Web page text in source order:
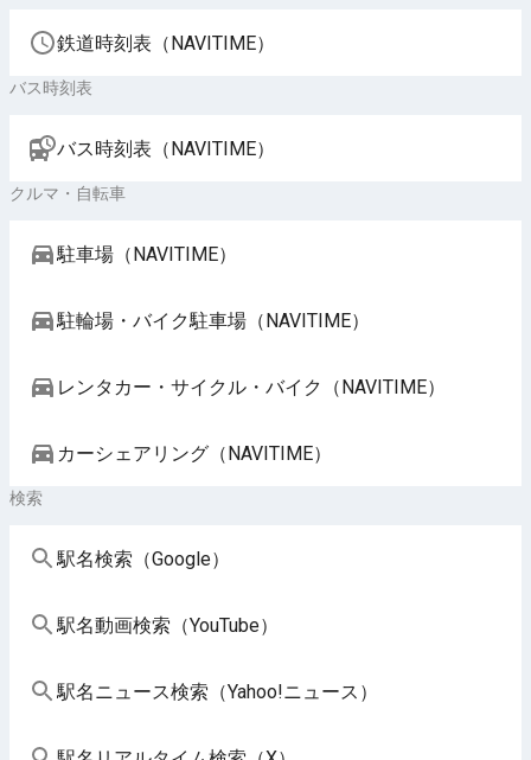
鉄道時刻表（NAVITIME）
バス時刻表
バス時刻表（NAVITIME）
クルマ・自転車
駐車場（NAVITIME）
駐輪場・バイク駐車場（NAVITIME）
レンタカー・サイクル・バイク（NAVITIME）
カーシェアリング（NAVITIME）
検索
駅名検索（Google）
駅名動画検索（YouTube）
駅名ニュース検索（Yahoo!ニュース）